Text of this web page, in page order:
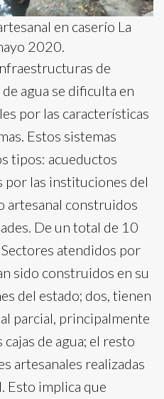
en caserío La
2020.
de
agua se dificulta en
por las características
Estos sistemas
tipos: acueductos
por las instituciones del
artesanal construidos
De un total de 10
atendidos por
sido construidos en su
del estado; dos, tienen
parcial, principalmente
de agua; el resto
artesanales realizadas
Esto implica que